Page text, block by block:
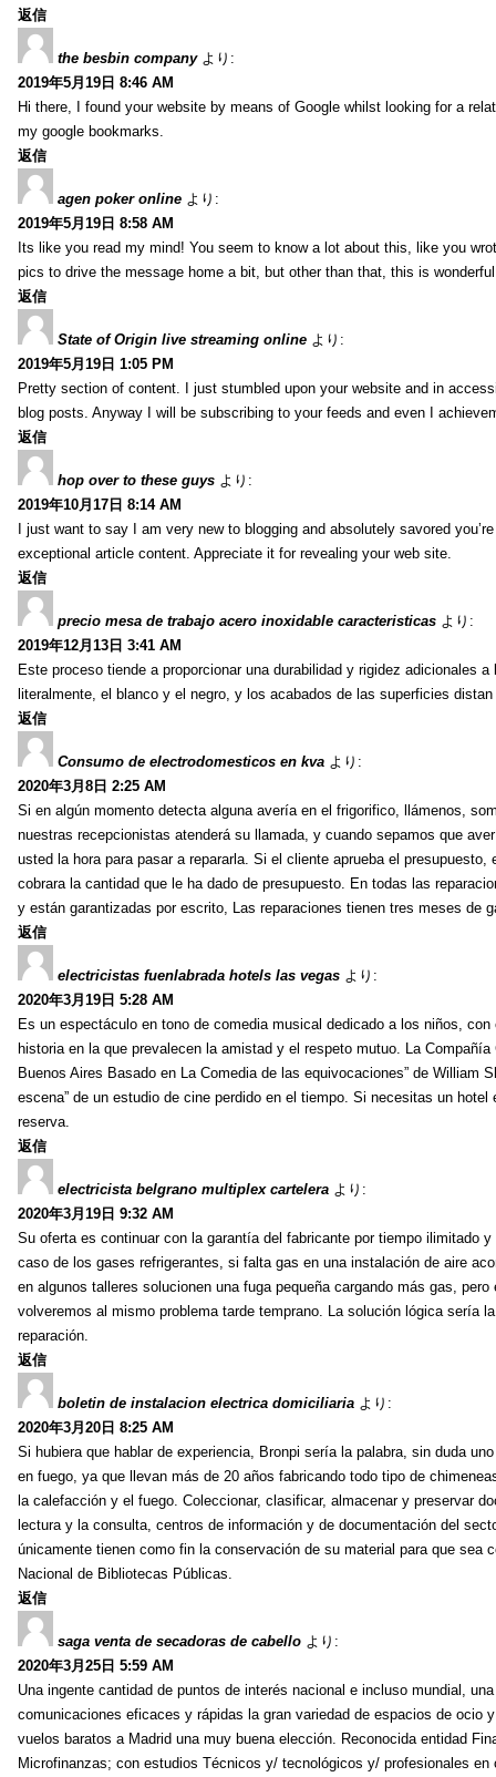
返信
the besbin company より:
2019年5月19日 8:46 AM
Hi there, I found your website by means of Google whilst looking for a
my google bookmarks.
返信
agen poker online より:
2019年5月19日 8:58 AM
Its like you read my mind! You seem to know a lot about this, like you
pics to drive the message home a bit, but other than that, this is
返信
State of Origin live streaming online より:
2019年5月19日 1:05 PM
Pretty section of content. I just stumbled upon your website and in
blog posts. Anyway I will be subscribing to your feeds and even I
返信
hop over to these guys より:
2019年10月17日 8:14 AM
I just want to say I am very new to blogging and absolutely savored
exceptional article content. Appreciate it for revealing your web site.
返信
precio mesa de trabajo acero inoxidable caracteristicas より:
2019年12月13日 3:41 AM
Este proceso tiende a proporcionar una durabilidad y rigidez adicionales
literalmente, el blanco y el negro, y los acabados de las superficies
返信
Consumo de electrodomesticos en kva より:
2020年3月8日 2:25 AM
Si en algún momento detecta alguna avería en el frigorifico, llámenos,
nuestras recepcionistas atenderá su llamada, y cuando sepamos que
usted la hora para pasar a repararla. Si el cliente aprueba el
cobrara la cantidad que le ha dado de presupuesto. En todas las
y están garantizadas por escrito, Las reparaciones tienen tres meses de
返信
electricistas fuenlabrada hotels las vegas より:
2020年3月19日 5:28 AM
Es un espectáculo en tono de comedia musical dedicado a los niños,
historia en la que prevalecen la amistad y el respeto mutuo. La
Buenos Aires Basado en La Comedia de las equivocaciones” de William
escena” de un estudio de cine perdido en el tiempo. Si necesitas un
reserva.
返信
electricista belgrano multiplex cartelera より:
2020年3月19日 9:32 AM
Su oferta es continuar con la garantía del fabricante por tiempo ilimitado
caso de los gases refrigerantes, si falta gas en una instalación de aire
en algunos talleres solucionen una fuga pequeña cargando más gas,
volveremos al mismo problema tarde temprano. La solución lógica sería
reparación.
返信
boletin de instalacion electrica domiciliaria より:
2020年3月20日 8:25 AM
Si hubiera que hablar de experiencia, Bronpi sería la palabra, sin duda
en fuego, ya que llevan más de 20 años fabricando todo tipo de
la calefacción y el fuego. Coleccionar, clasificar, almacenar y preservar
lectura y la consulta, centros de información y de documentación del
únicamente tienen como fin la conservación de su material para que sea
Nacional de Bibliotecas Públicas.
返信
saga venta de secadoras de cabello より:
2020年3月25日 5:59 AM
Una ingente cantidad de puntos de interés nacional e incluso mundial,
comunicaciones eficaces y rápidas la gran variedad de espacios de ocio
vuelos baratos a Madrid una muy buena elección. Reconocida entidad
Microfinanzas; con estudios Técnicos y/ tecnológicos y/ profesionales